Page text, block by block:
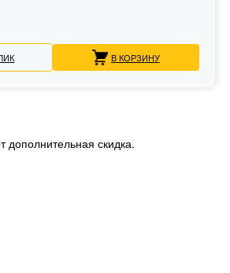
В КОРЗИНУ
дополнительная скидка.